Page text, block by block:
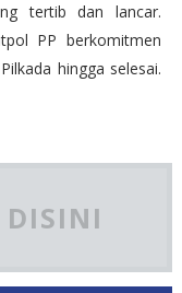
tertib dan lancar.
PP berkomitmen
hingga selesai.
DISINI